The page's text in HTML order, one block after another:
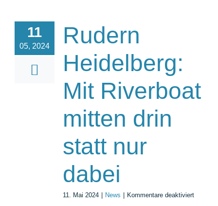
11
05, 2024
Rudern
Heidelberg:
Mit Riverboat
mitten drin
statt nur
dabei
11. Mai 2024 | News | Kommentare deaktiviertfür